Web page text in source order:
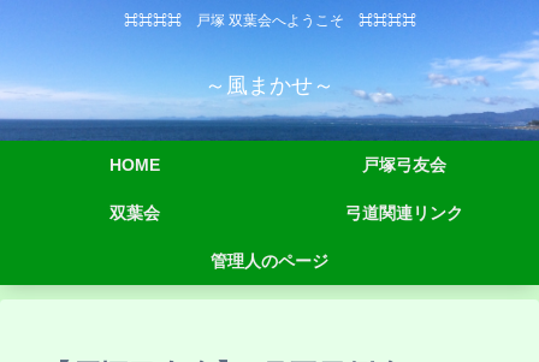
⌘⌘⌘⌘ 戸塚 双葉会へようこそ ⌘⌘⌘⌘
～風まかせ～
HOME 戸塚弓友会
双葉会 弓道関連リンク
管理人のページ